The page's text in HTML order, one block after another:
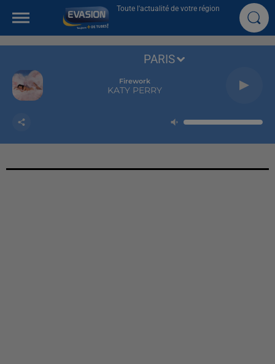
Toute l'actualité de votre région
Firework
KATY PERRY
PARIS